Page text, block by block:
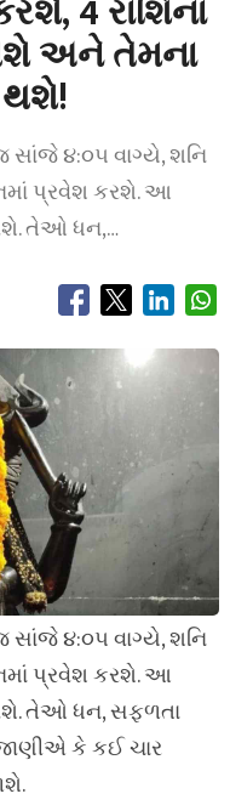
4 રાશિના
અને તેમના
થશે!
સાંજે ૪:૦૫ વાગ્યે, શનિ
પ્રવેશ કરશે. આ
તેઓ ધન,…
સાંજે ૪:૦૫ વાગ્યે, શનિ
પ્રવેશ કરશે. આ
તેઓ ધન, સફળતા
કે કઈ ચાર